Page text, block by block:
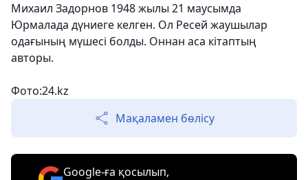
Михаил Задорнов 1948 жылы 21 маусымда
Юрмалада дүниеге келген. Ол Ресей жаушылар
одағының мүшесі болды. Оннан аса кітаптың
авторы.
Фото:24.kz
Мақаламен бөлісу
Google-ға қосылып,